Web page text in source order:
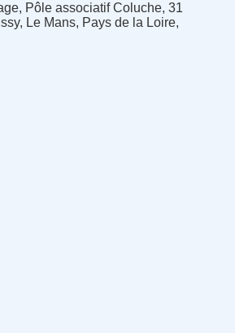
Pôle associatif Coluche, 31
Le Mans, Pays de la Loire,